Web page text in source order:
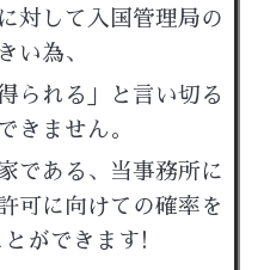
対して入国管理局の
い為、
られる」と言い切る
きません。
である、当事務所に
可に向けての確率を
ができます!